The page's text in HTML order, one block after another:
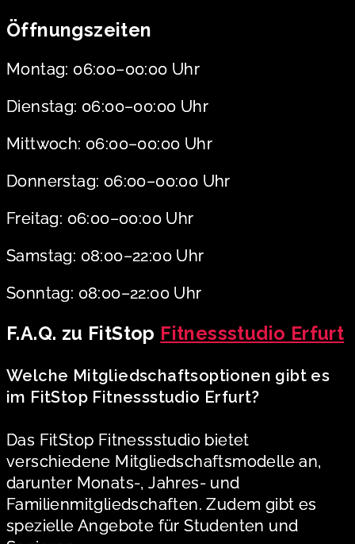
Öffnungszeiten
Montag: 06:00–00:00 Uhr
Dienstag: 06:00–00:00 Uhr
Mittwoch: 06:00–00:00 Uhr
Donnerstag: 06:00–00:00 Uhr
Freitag: 06:00–00:00 Uhr
Samstag: 08:00–22:00 Uhr
Sonntag: 08:00–22:00 Uhr
F.A.Q. zu FitStop Fitnessstudio Erfurt
Welche Mitgliedschaftsoptionen gibt es
im FitStop Fitnessstudio Erfurt?
Das FitStop Fitnessstudio bietet
verschiedene Mitgliedschaftsmodelle an,
darunter Monats-, Jahres- und
Familienmitgliedschaften. Zudem gibt es
spezielle Angebote für Studenten und